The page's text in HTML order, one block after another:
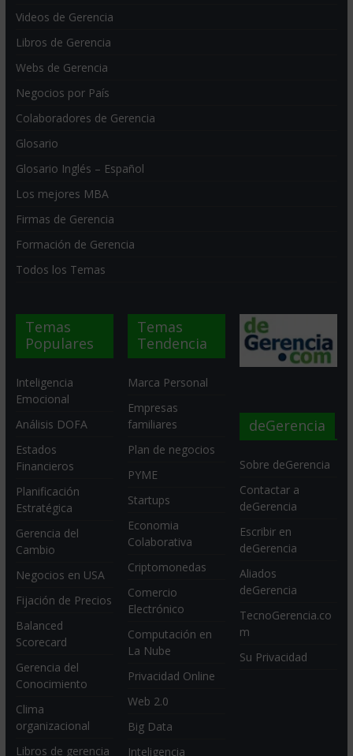
Videos de Gerencia
Libros de Gerencia
Webs de Gerencia
Negocios por País
Colaboradores de Gerencia
Glosario
Glosario Inglés – Español
Los mejores MBA
Firmas de Gerencia
Formación de Gerencia
Todos los Temas
Temas
Populares
Inteligencia
Emocional
Análisis DOFA
Estados
Financieros
Planificación
Estratégica
Gerencia del
Cambio
Negocios en USA
Fijación de Precios
Balanced
Scorecard
Gerencia del
Conocimiento
Clima
organizacional
Libros de gerencia
Temas
Tendencia
Marca Personal
Empresas
familiares
Plan de negocios
PYME
Startups
Economia
Colaborativa
Criptomonedas
Comercio
Electrónico
Computación en
La Nube
Privacidad Online
Web 2.0
Big Data
Inteligencia
deGerencia
Sobre deGerencia
Contactar a
deGerencia
Escribir en
deGerencia
Aliados
deGerencia
TecnoGerencia.co
m
Su Privacidad